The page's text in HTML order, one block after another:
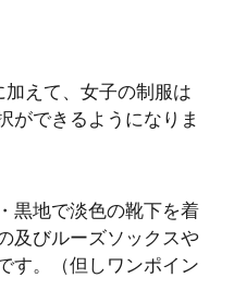
えて、女子の制服は
ができるようになりま
黒地で淡色の靴下を着
及びルーズソックスや
す。（但しワンポイン